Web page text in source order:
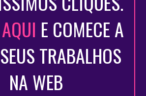
E COMECE A
TRABALHOS
NA WEB